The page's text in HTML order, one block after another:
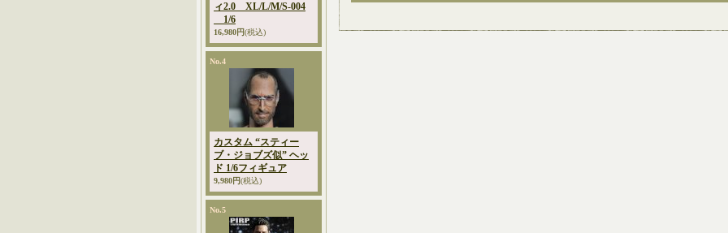
ィ2.0 XL/L/M/S-004
1/6
16,980円(税込)
No.4
カスタム “スティー
ブ・ジョブズ似” ヘッ
ド 1/6フィギュア
9,980円(税込)
No.5